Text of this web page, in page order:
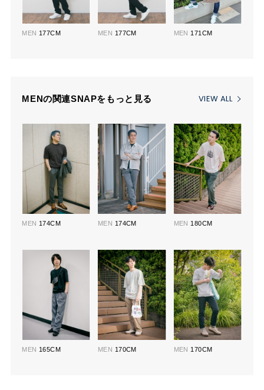
MEN 177CM MEN 177CM MEN 171CM
MENの関連SNAPをもっと見る VIEW ALL
MEN 174CM MEN 174CM MEN 180CM
MEN 165CM MEN 170CM MEN 170CM